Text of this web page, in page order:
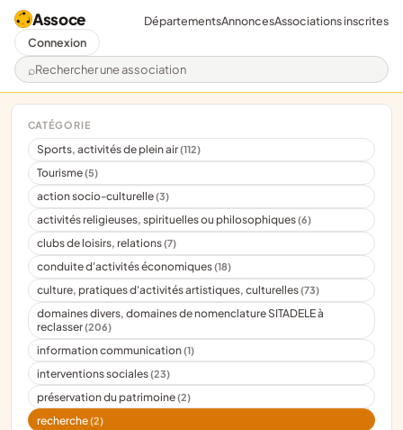
Assoce
Rechercher une association
DépartementsAnnoncesAssociations inscrites
Connexion
CATÉGORIE
Sports, activités de plein air(112)
Tourisme(5)
action socio-culturelle(3)
activités religieuses, spirituelles ou philosophiques(6)
clubs de loisirs, relations(7)
conduite d'activités économiques(18)
culture, pratiques d'activités artistiques, culturelles(73)
domaines divers, domaines de nomenclature SITADELE à
reclasser(206)
information communication(1)
interventions sociales(23)
préservation du patrimoine(2)
recherche(2)